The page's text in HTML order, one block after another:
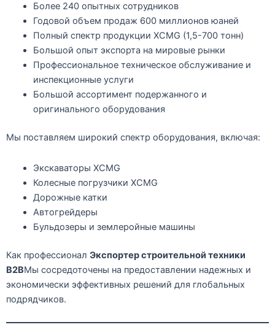
Более 240 опытных сотрудников
Годовой объем продаж 600 миллионов юаней
Полный спектр продукции XCMG (1,5-700 тонн)
Большой опыт экспорта на мировые рынки
Профессиональное техническое обслуживание и
инспекционные услуги
Большой ассортимент подержанного и
оригинального оборудования
Мы поставляем широкий спектр оборудования, включая:
Экскаваторы XCMG
Колесные погрузчики XCMG
Дорожные катки
Автогрейдеры
Бульдозеры и землеройные машины
Как профессионал Экспортер строительной техники
B2BМы сосредоточены на предоставлении надежных и
экономически эффективных решений для глобальных
подрядчиков.